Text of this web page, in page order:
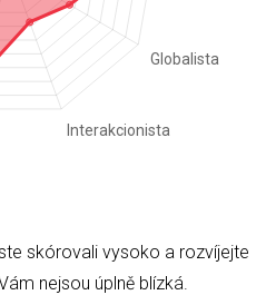
skórovali vysoko a rozvíjejte
nejsou úplně blízká.